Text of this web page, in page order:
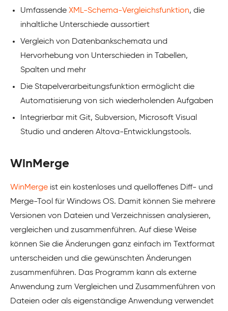
Umfassende XML-Schema-Vergleichsfunktion, die
inhaltliche Unterschiede aussortiert
Vergleich von Datenbankschemata und
Hervorhebung von Unterschieden in Tabellen,
Spalten und mehr
Die Stapelverarbeitungsfunktion ermöglicht die
Automatisierung von sich wiederholenden Aufgaben
Integrierbar mit Git, Subversion, Microsoft Visual
Studio und anderen Altova-Entwicklungstools.
WinMerge
WinMerge ist ein kostenloses und quelloffenes Diff- und
Merge-Tool für Windows OS. Damit können Sie mehrere
Versionen von Dateien und Verzeichnissen analysieren,
vergleichen und zusammenführen. Auf diese Weise
können Sie die Änderungen ganz einfach im Textformat
unterscheiden und die gewünschten Änderungen
zusammenführen. Das Programm kann als externe
Anwendung zum Vergleichen und Zusammenführen von
Dateien oder als eigenständige Anwendung verwendet